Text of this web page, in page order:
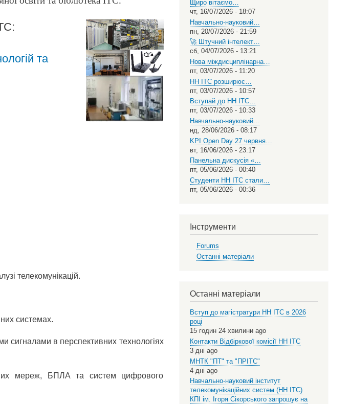
та
телекомунікацій.
системах.
сигналами в перспективних технологіях
мереж, БПЛА та систем цифрового
Щиро вітаємо…
чт, 16/07/2026 - 18:07
Навчально-науковий…
пн, 20/07/2026 - 21:59
🚀 Штучний інтелект…
сб, 04/07/2026 - 13:21
Нова міждисциплінарна…
пт, 03/07/2026 - 11:20
НН ІТС розширює…
пт, 03/07/2026 - 10:57
Вступай до НН ІТС…
пт, 03/07/2026 - 10:33
Навчально-науковий…
нд, 28/06/2026 - 08:17
KPI Open Day 27 червня…
вт, 16/06/2026 - 23:17
Панельна дискусія «…
пт, 05/06/2026 - 00:40
Студенти НН ІТС стали…
пт, 05/06/2026 - 00:36
Інструменти
Forums
Останні матеріали
Останні матеріали
Вступ до магістратури НН ІТС в 2026
році
15 годин 24 хвилини ago
Контакти Відбіркової комісії НН ІТС
3 дні ago
МНТК "ПТ" та "ПРІТС"
4 дні ago
Навчально-науковий інститут
телекомунікаційних систем (НН ІТС)
КПІ ім. Ігоря Сікорського запрошує на